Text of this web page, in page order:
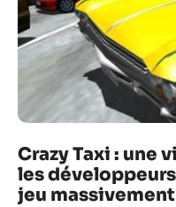
Crazy Taxi : une
les
jeu